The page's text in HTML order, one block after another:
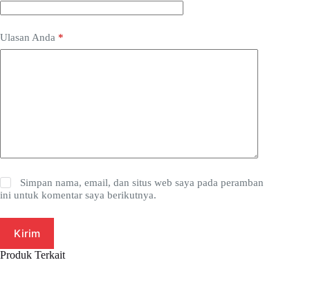
Ulasan Anda *
Simpan nama, email, dan situs web saya pada peramban
ini untuk komentar saya berikutnya.
Kirim
Produk Terkait